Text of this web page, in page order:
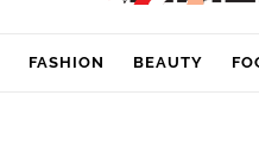
FASHION BEAUTY